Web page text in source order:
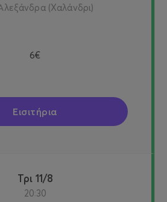
(Χαλάνδρι)
6€
Εισιτήρια
Τρι 11/8
20:30